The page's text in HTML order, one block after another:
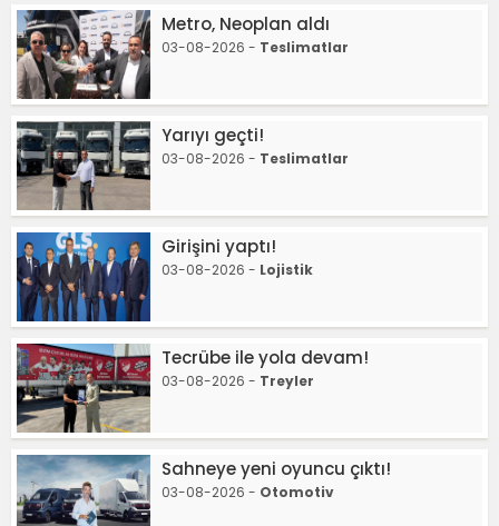
Metro, Neoplan aldı
03-08-2026 - Teslimatlar
Yarıyı geçti!
03-08-2026 - Teslimatlar
Girişini yaptı!
03-08-2026 - Lojistik
Tecrübe ile yola devam!
03-08-2026 - Treyler
Sahneye yeni oyuncu çıktı!
03-08-2026 - Otomotiv